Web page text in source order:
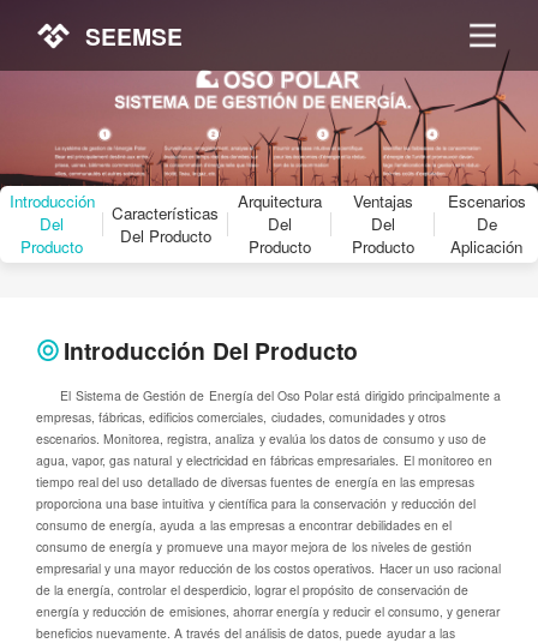
SEEMSE
Introducción
Del
Producto
Características
Del Producto
Arquitectura
Del
Producto
Ventajas
Del
Producto
Escenarios
De
Aplicación
Introducción Del Producto
El Sistema de Gestión de Energía del Oso Polar está dirigido principalmente a
empresas, fábricas, edificios comerciales, ciudades, comunidades y otros
escenarios. Monitorea, registra, analiza y evalúa los datos de consumo y uso de
agua, vapor, gas natural y electricidad en fábricas empresariales. El monitoreo en
tiempo real del uso detallado de diversas fuentes de energía en las empresas
proporciona una base intuitiva y científica para la conservación y reducción del
consumo de energía, ayuda a las empresas a encontrar debilidades en el
consumo de energía y promueve una mayor mejora de los niveles de gestión
empresarial y una mayor reducción de los costos operativos. Hacer un uso racional
de la energía, controlar el desperdicio, lograr el propósito de conservación de
energía y reducción de emisiones, ahorrar energía y reducir el consumo, y generar
beneficios nuevamente. A través del análisis de datos, puede ayudar a las